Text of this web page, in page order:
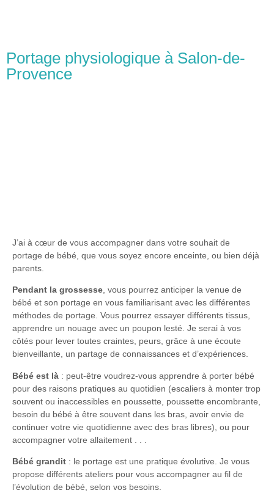
Portage physiologique à Salon-de-
Provence
J’ai à cœur de vous accompagner dans votre souhait de
portage de bébé, que vous soyez encore enceinte, ou bien déjà
parents.
Pendant la grossesse, vous pourrez anticiper la venue de
bébé et son portage en vous familiarisant avec les différentes
méthodes de portage. Vous pourrez essayer différents tissus,
apprendre un nouage avec un poupon lesté. Je serai à vos
côtés pour lever toutes craintes, peurs, grâce à une écoute
bienveillante, un partage de connaissances et d’expériences.
Bébé est là : peut-être voudrez-vous apprendre à porter bébé
pour des raisons pratiques au quotidien (escaliers à monter trop
souvent ou inaccessibles en poussette, poussette encombrante,
besoin du bébé à être souvent dans les bras, avoir envie de
continuer votre vie quotidienne avec des bras libres), ou pour
accompagner votre allaitement . . .
Bébé grandit : le portage est une pratique évolutive. Je vous
propose différents ateliers pour vous accompagner au fil de
l’évolution de bébé, selon vos besoins.